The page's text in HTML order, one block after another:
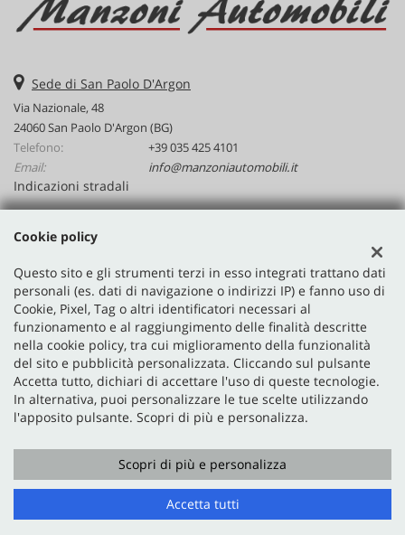
Sede di San Paolo D'Argon
Via Nazionale, 48
24060 San Paolo D'Argon (BG)
Telefono:
+39 035 425 4101
Email:
info@manzoniautomobili.it
Indicazioni stradali
Dati fiscali:
Manzoni Automobili Srl
Via Nazionale, 48, San Paolo D'Argon (BG)
P.IVA:02641590167
Registro delle imprese: BG
N°02641590167
Copyright © 2026 GestionaleAuto.com S.r.l., Tutti i diritti
Leggi l'informativa sulla privacy
Sito creato da:GestionaleAuto.com
Cookie policy
Questo sito e gli strumenti terzi in esso integrati trattano dati
personali (es. dati di navigazione o indirizzi IP) e fanno uso di
Cookie, Pixel, Tag o altri identificatori necessari al
funzionamento e al raggiungimento delle finalità descritte
nella cookie policy, tra cui miglioramento della funzionalità
del sito e pubblicità personalizzata. Cliccando sul pulsante
Accetta tutto, dichiari di accettare l'uso di queste tecnologie.
In alternativa, puoi personalizzare le tue scelte utilizzando
l'apposito pulsante. Scopri di più e personalizza.
Scopri di più e personalizza
Accetta tutti